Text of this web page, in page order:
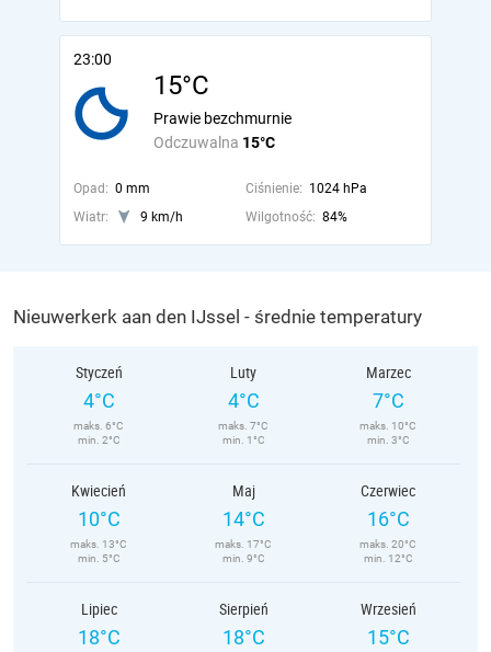
23:00
15°C
Odczuwalna 15°C
Prawie bezchmurnie
Opad: 0 mm Ciśnienie: 1024 hPa
Wiatr:
9 km/h Wilgotność: 84%
Nieuwerkerk aan den IJssel - średnie temperatury
Styczeń
4°C
maks. 6°C
min. 2°C
Luty
4°C
maks. 7°C
min. 1°C
Marzec
7°C
maks. 10°C
min. 3°C
Kwiecień
10°C
maks. 13°C
min. 5°C
Maj
14°C
maks. 17°C
min. 9°C
Czerwiec
16°C
maks. 20°C
min. 12°C
Lipiec
18°C
Sierpień
18°C
Wrzesień
15°C